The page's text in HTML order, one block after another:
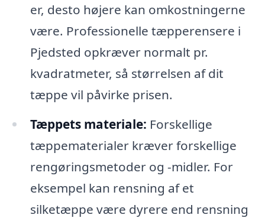
er, desto højere kan omkostningerne
være. Professionelle tæpperensere i
Pjedsted opkræver normalt pr.
kvadratmeter, så størrelsen af dit
tæppe vil påvirke prisen.
Tæppets materiale: Forskellige
tæppematerialer kræver forskellige
rengøringsmetoder og -midler. For
eksempel kan rensning af et
silketæppe være dyrere end rensning